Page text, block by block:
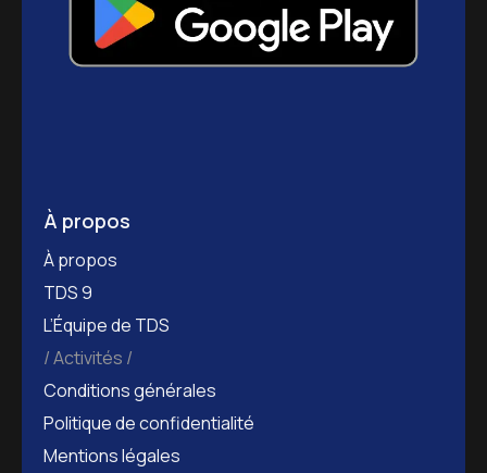
À propos
À propos
TDS 9
L’Équipe de TDS
Activités
Conditions générales
Politique de confidentialité
Mentions légales